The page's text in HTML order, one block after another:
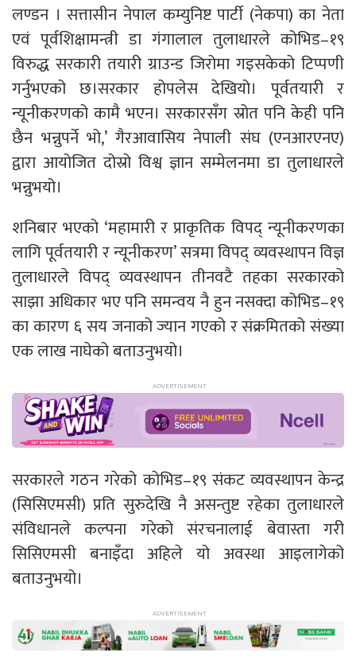
लण्डन । सत्तासीन नेपाल कम्युनिष्ट पार्टी (नेकपा) का नेता
एवं पूर्वशिक्षामन्त्री डा गंगालाल तुलाधारले कोभिड–१९
विरुद्ध सरकारी तयारी ग्राउन्ड जिरोमा गइसकेको टिप्पणी
गर्नुभएको छ।सरकार होपलेस देखियो। पूर्वतयारी र
न्यूनीकरणको कामै भएन। सरकारसँग स्रोत पनि केही पनि
छैन भन्नुपर्ने भो,’ गैरआवासिय नेपाली संघ (एनआरएनए)
द्वारा आयोजित दोस्रो विश्व ज्ञान सम्मेलनमा डा तुलाधारले
भन्नुभयो।
शनिबार भएको ‘महामारी र प्राकृतिक विपद् न्यूनीकरणका
लागि पूर्वतयारी र न्यूनीकरण’ सत्रमा विपद् व्यवस्थापन विज्ञ
तुलाधारले विपद् व्यवस्थापन तीनवटै तहका सरकारको
साझा अधिकार भए पनि समन्वय नै हुन नसक्दा कोभिड–१९
का कारण ६ सय जनाको ज्यान गएको र संक्रमितको संख्या
एक लाख नाघेको बताउनुभयो।
सरकारले गठन गरेको कोभिड–१९ संकट व्यवस्थापन केन्द्र
(सिसिएमसी) प्रति सुरुदेखि नै असन्तुष्ट रहेका तुलाधारले
संविधानले कल्पना गरेको संरचनालाई बेवास्ता गरी
सिसिएमसी बनाइँदा अहिले यो अवस्था आइलागेको
बताउनुभयो।